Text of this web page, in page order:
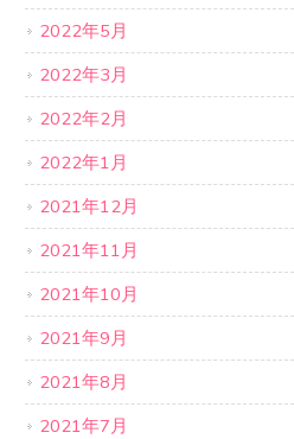
2022年5月
2022年3月
2022年2月
2022年1月
2021年12月
2021年11月
2021年10月
2021年9月
2021年8月
2021年7月